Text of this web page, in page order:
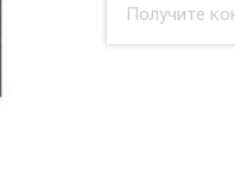
Получите